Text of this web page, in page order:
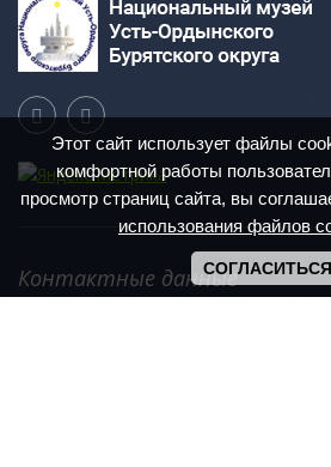
Контактные данные
Этот сайт использует файлы
комфортной работы
просмотр страниц сайта, вы
использования файлов
СОГЛАСИТЬСЯ